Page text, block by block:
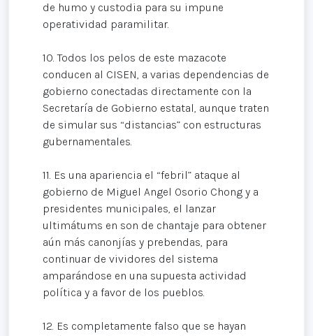
de humo y custodia para su impune
operatividad paramilitar.
10. Todos los pelos de este mazacote
conducen al CISEN, a varias dependencias de
gobierno conectadas directamente con la
Secretaría de Gobierno estatal, aunque traten
de simular sus “distancias” con estructuras
gubernamentales.
11. Es una apariencia el “febril” ataque al
gobierno de Miguel Angel Osorio Chong y a
presidentes municipales, el lanzar
ultimátums en son de chantaje para obtener
aún más canonjías y prebendas, para
continuar de vividores del sistema
amparándose en una supuesta actividad
política y a favor de los pueblos.
12. Es completamente falso que se hayan